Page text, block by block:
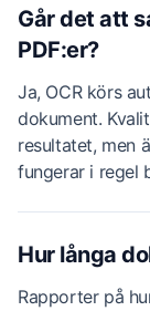
Går det att
PDF:er?
Ja, OCR körs
dokument.
resultatet, men
fungerar i regel
Hur långa
Rapporter på